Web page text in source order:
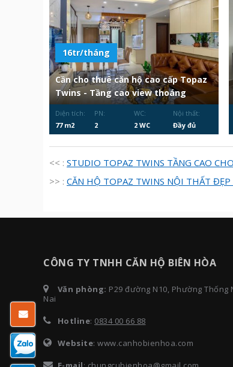
16tr/tháng
Cần cho thuê căn hộ cao cấp Topaz
Twins - Tầng cao view thoáng
Diện tích:
77 m2
PN:
2
WC:
2 WC
Nội thất:
Đầy đủ
<< : STUDIO TOPAZ TWINS TẦNG CAO
>> : CĂN HỘ TOPAZ TWINS NỘI THẤT
CÔNG TY TNHH CĂN HỘ BIÊN HÒA
Văn phòng: P29 đường N10, Phường Thống
Nai
Hotline: 0834 00 66 88
Website: www.canhobienhoa.com